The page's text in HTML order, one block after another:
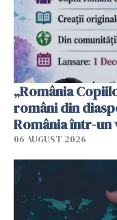
„România
români din
România într-un
06 AUGUST 2026